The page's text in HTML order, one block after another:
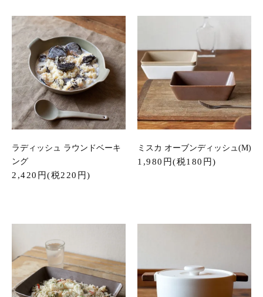
ラディッシュ ラウンドベーキ
ング
2,420円(税220円)
ミスカ オーブンディッシュ(M)
1,980円(税180円)